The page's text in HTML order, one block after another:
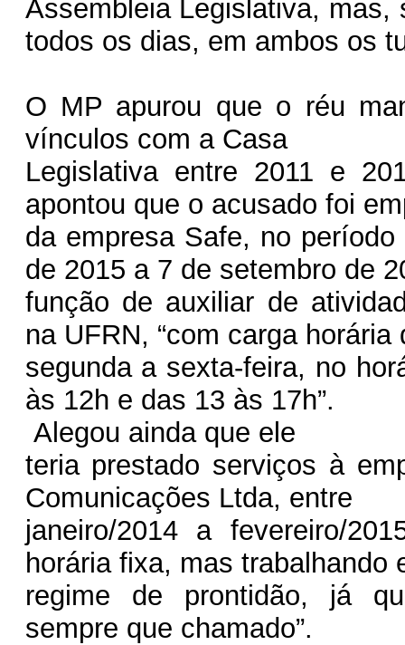
Assembleia Legislativa, mas,
todos os dias, em ambos os
O MP apurou que o réu
vínculos com a Casa
Legislativa entre 2011 e
apontou que o acusado foi
da empresa Safe, no
de 2015 a 7 de setembro de
função de auxiliar de
na UFRN, “com carga horária
segunda a sexta-feira, no
às 12h e das 13 às 17h”.
Alegou ainda que ele
teria prestado serviços à
Comunicações Ltda, entre
janeiro/2014 a fevereiro/
horária fixa, mas trabalhando
regime de prontidão, já
sempre que chamado”.